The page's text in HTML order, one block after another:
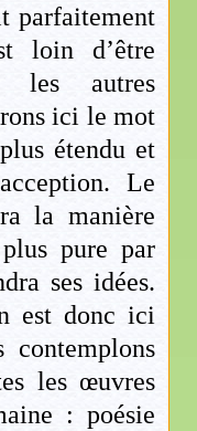
parfaitement
loin d’être
les autres
ici le mot
étendu et
Le
la manière
pure par
ses idées.
est donc ici
contemplons
les œuvres
: poésie